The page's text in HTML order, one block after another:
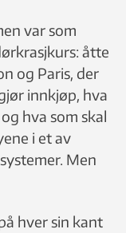
var som
åtte
og Paris, der
innkjøp, hva
hva som skal
i et av
Men
hver sin kant